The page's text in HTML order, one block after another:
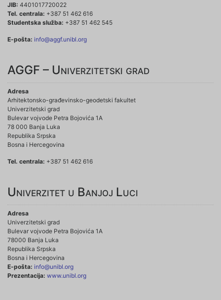
JIB: 4401017720022
Tel. centrala: +387 51 462 616
Studentska služba: +387 51 462 545
E-pošta: info@aggf.unibl.org
AGGF – Univerzitetski grad
Adresa
Arhitektonsko-građevinsko-geodetski fakultet
Univerzitetski grad
Bulevar vojvode Petra Bojovića 1A
78 000 Banja Luka
Republika Srpska
Bosna i Hercegovina
Tel. centrala: +387 51 462 616
Univerzitet u Banjoj Luci
Adresa
Univerzitetski grad
Bulevar vojvode Petra Bojovića 1A
78000 Banja Luka
Republika Srpska
Bosna i Hercegovina
E-pošta: info@unibl.org
Prezentacija: www.unibl.org